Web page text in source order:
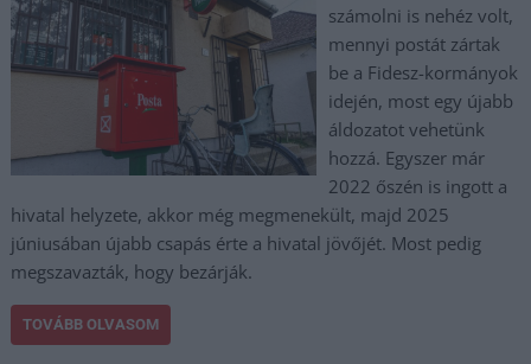
számolni is nehéz volt,
mennyi postát zártak
be a Fidesz-kormányok
idején, most egy újabb
áldozatot vehetünk
hozzá. Egyszer már
2022 őszén is ingott a
hivatal helyzete, akkor még megmenekült, majd 2025
júniusában újabb csapás érte a hivatal jövőjét. Most pedig
megszavazták, hogy bezárják.
TOVÁBB OLVASOM